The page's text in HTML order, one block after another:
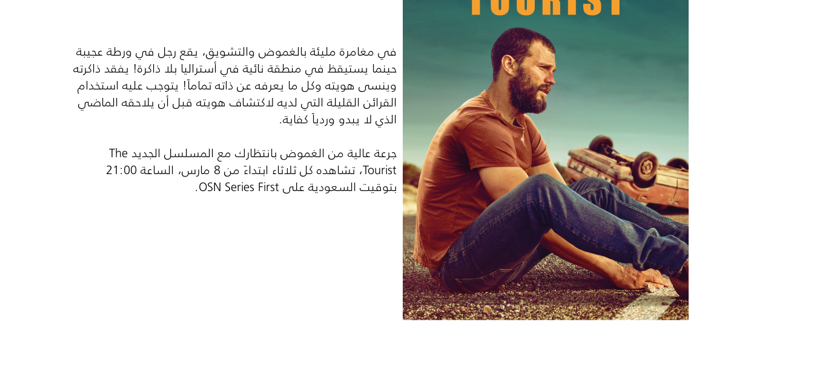
في مغامرة مليئة بالغموض والتشويق، يقع رجل في ورطة عجيبة
حينما يستيقظ في منطقة نائية في أستراليا بلا ذاكرة! يفقد ذاكرته
وينسى هويته وكل ما يعرفه عن ذاته تماماً! يتوجب عليه استخدام
القرائن القليلة التي لديه لاكتشاف هويته قبل أن يلاحقه الماضي
الذي لا يبدو وردياً كفاية.
جرعة عالية من الغموض بانتظارك مع المسلسل الجديدThe
Tourist ، تشاهده كل ثلاثاء ابتداءً من 8 مارس، الساعة 21:00
بتوقيت السعودية علىOSN Series First
.